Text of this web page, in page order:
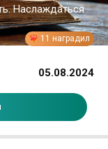
Наслаждаться
11 наградил
05.08.2024